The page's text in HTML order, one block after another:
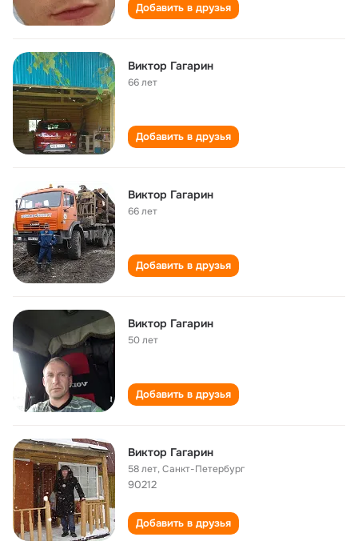
Добавить в друзья
Виктор Гагарин
66 лет
Добавить в друзья
Виктор Гагарин
66 лет
Добавить в друзья
Виктор Гагарин
50 лет
Добавить в друзья
Виктор Гагарин
58 лет,Санкт-Петербург
90212
Добавить в друзья